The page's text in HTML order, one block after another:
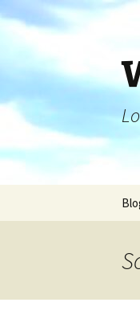
Zum
Inhalt
springen